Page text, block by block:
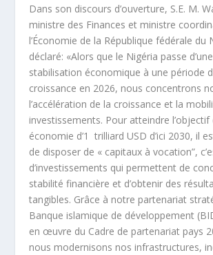
Dans son discours d’ouverture, S.E. M.
ministre des Finances et ministre
l’Économie de la République fédérale du
déclaré: «Alors que le Nigéria passe
stabilisation économique à une période
croissance en 2026, nous concentrons
l’accélération de la croissance et la
investissements. Pour atteindre l’objectif
économie d’1 trilliard USD d’ici 2030, il
de disposer de « capitaux à vocation”,
d’investissements qui permettent de
stabilité financière et d’obtenir des
tangibles. Grâce à notre partenariat
Banque islamique de développement
en œuvre du Cadre de partenariat pays
nous modernisons nos infrastructures,